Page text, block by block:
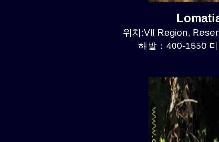
위치:VII Region,
해발：400-1550